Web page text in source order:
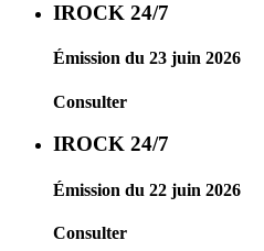
IROCK 24/7
Émission du 23 juin 2026
Consulter
IROCK 24/7
Émission du 22 juin 2026
Consulter